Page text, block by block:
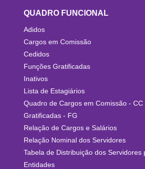
QUADRO FUNCIONAL
Adidos
Cargos em Comissão
Cedidos
Funções Gratificadas
Inativos
Lista de Estagiários
Quadro de Cargos em Comissão -
Gratificadas - FG
Relação de Cargos e Salários
Relação Nominal dos Servidores
Tabela de Distribuição dos Servidores
Entidades